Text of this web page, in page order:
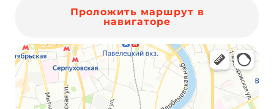
Проложить маршрут в
навигаторе